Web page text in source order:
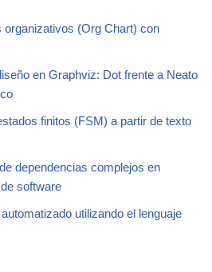
(Org Chart) con
en Graphviz: Dot frente a Neato
finitos (FSM) a partir de texto
dependencias complejos en
software
utilizando el lenguaje